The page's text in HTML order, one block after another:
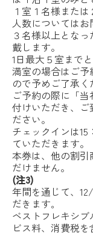
１室１名様また
人数についてはお
３名様以上とな
戴します。
1日最大５室まで
満室の場合はご
ので予めご了承く
ご予約の際に「
付けいただき、ご
ださい。
チェックインは15
ていただきます。
本券は、他の割
だけません。
(注3)
年間を通じて、
だきます｡
ベストフレキシ
ビス料、消費税